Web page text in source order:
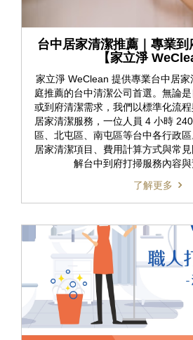
台中居家清潔推薦｜專業到
【家立淨
家立淨 WeClean 提供專業台中居
庭推薦的台中清潔公司首選。無論
或到府清潔需求，我們以標準化流
居家清潔服務，一位人員 4 小時
區、北屯區、南屯區等台中各行政
居家清潔項目、費用計算方式與常
解台中到府打掃服務內容與
了解更多